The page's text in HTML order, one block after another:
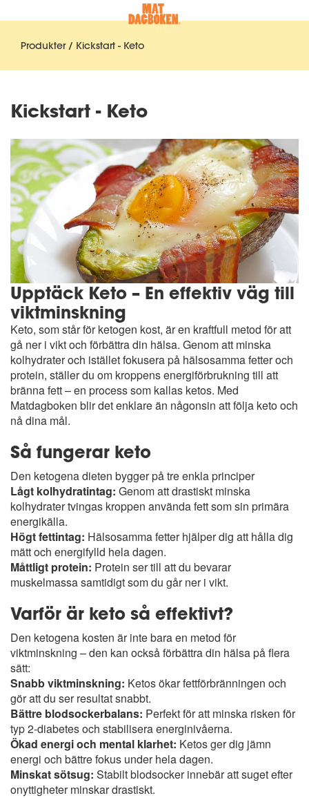
Produkter/ Kickstart - Keto
Kickstart - Keto
Upptäck Keto – En effektiv väg till
viktminskning
Keto, som står för ketogen kost, är en kraftfull metod för att
gå ner i vikt och förbättra din hälsa. Genom att minska
kolhydrater och istället fokusera på hälsosamma fetter och
protein, ställer du om kroppens energiförbrukning till att
bränna fett – en process som kallas ketos. Med
Matdagboken blir det enklare än någonsin att följa keto och
nå dina mål.
Så fungerar keto
Den ketogena dieten bygger på tre enkla principer
Lågt kolhydratintag: Genom att drastiskt minska
kolhydrater tvingas kroppen använda fett som sin primära
energikälla.
Högt fettintag: Hälsosamma fetter hjälper dig att hålla dig
mätt och energifylld hela dagen.
Måttligt protein: Protein ser till att du bevarar
muskelmassa samtidigt som du går ner i vikt.
Varför är keto så effektivt?
Den ketogena kosten är inte bara en metod för
viktminskning – den kan också förbättra din hälsa på flera
sätt:
Snabb viktminskning: Ketos ökar fettförbränningen och
gör att du ser resultat snabbt.
Bättre blodsockerbalans: Perfekt för att minska risken för
typ 2-diabetes och stabilisera energinivåerna.
Ökad energi och mental klarhet: Ketos ger dig jämn
energi och bättre fokus under hela dagen.
Minskat sötsug: Stabilt blodsocker innebär att suget efter
onyttigheter minskar drastiskt.